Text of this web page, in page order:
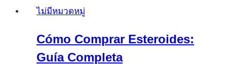
an
hands
concept
ไม่มีหมวดหมู่
Cómo Comprar Esteroides:
Guía Completa